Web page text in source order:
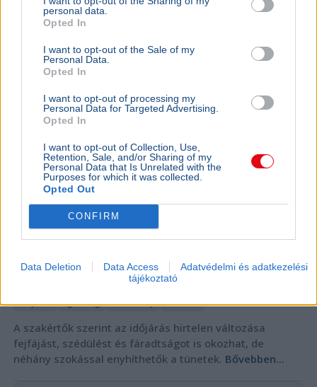
personal data.
Opted In
I want to opt-out of the Sale of my
Personal Data.
Opted In
I want to opt-out of processing my
Personal Data for Targeted Advertising.
Opted In
I want to opt-out of Collection, Use,
Retention, Sale, and/or Sharing of my
Personal Data that Is Unrelated with the
Purposes for which it was collected.
Opted Out
CONFIRM
Data Deletion Data Access
Adatvédelmi és adatkezelési
tájékoztató
tudományosan megalapozatlan.Bővebben...
Fejfájás és fáradtság: szakértők szerint az
időjárás állhat a tünetek mögött
Időjárás Egészség Tudomány Életmód
A szakértők szerint az időjárás hirtelen változása
fejfájást, szédülést és fáradtságot is okozhat, de
néhány szokással enyhíthetők a tünetek. Bővebben...